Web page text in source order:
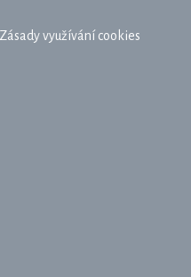
Zásady využívání cookies